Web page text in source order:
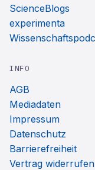
ScienceBlogs
experimenta
INFO
AGB
Mediadaten
Impressum
Datenschutz
Barrierefreiheit
Vertrag widerrufen